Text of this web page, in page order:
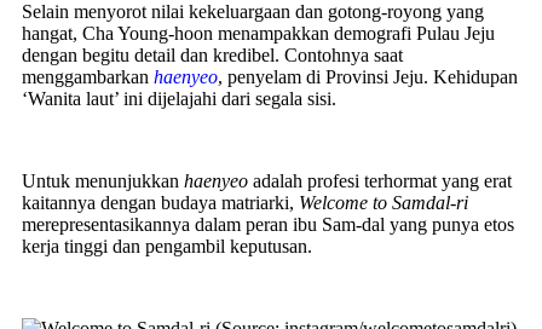
Selain menyorot nilai kekeluargaan dan gotong-royong yang
hangat, Cha Young-hoon menampakkan demografi Pulau Jeju
dengan begitu detail dan kredibel. Contohnya saat
menggambarkan haenyeo, penyelam di Provinsi Jeju. Kehidupan
‘Wanita laut’ ini dijelajahi dari segala sisi.
Untuk menunjukkan haenyeo adalah profesi terhormat yang erat
kaitannya dengan budaya matriarki, Welcome to Samdal-ri
merepresentasikannya dalam peran ibu Sam-dal yang punya etos
kerja tinggi dan pengambil keputusan.